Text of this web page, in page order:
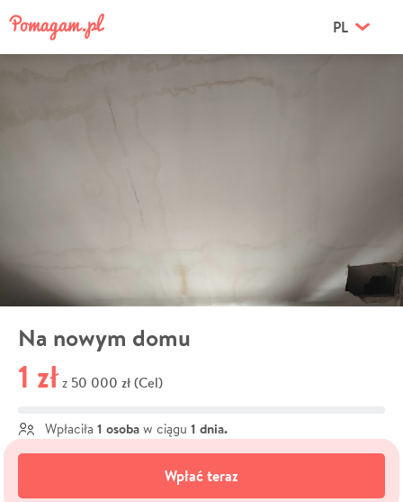
PL
Na nowym domu
1 zł z 50 000 zł (Cel)
Wpłaciła 1 osoba w ciągu 1 dnia.
Wpłać teraz